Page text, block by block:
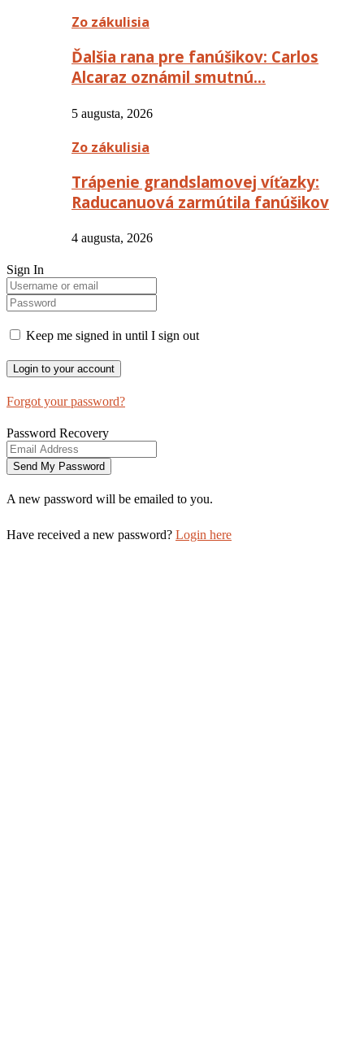
Zo zákulisia
Ďalšia rana pre fanúšikov: Carlos
Alcaraz oznámil smutnú…
5 augusta, 2026
Zo zákulisia
Trápenie grandslamovej víťazky:
Raducanuová zarmútila fanúšikov
4 augusta, 2026
Sign In
Keep me signed in until I sign out
Forgot your password?
Password Recovery
A new password will be emailed to you.
Have received a new password? Login here